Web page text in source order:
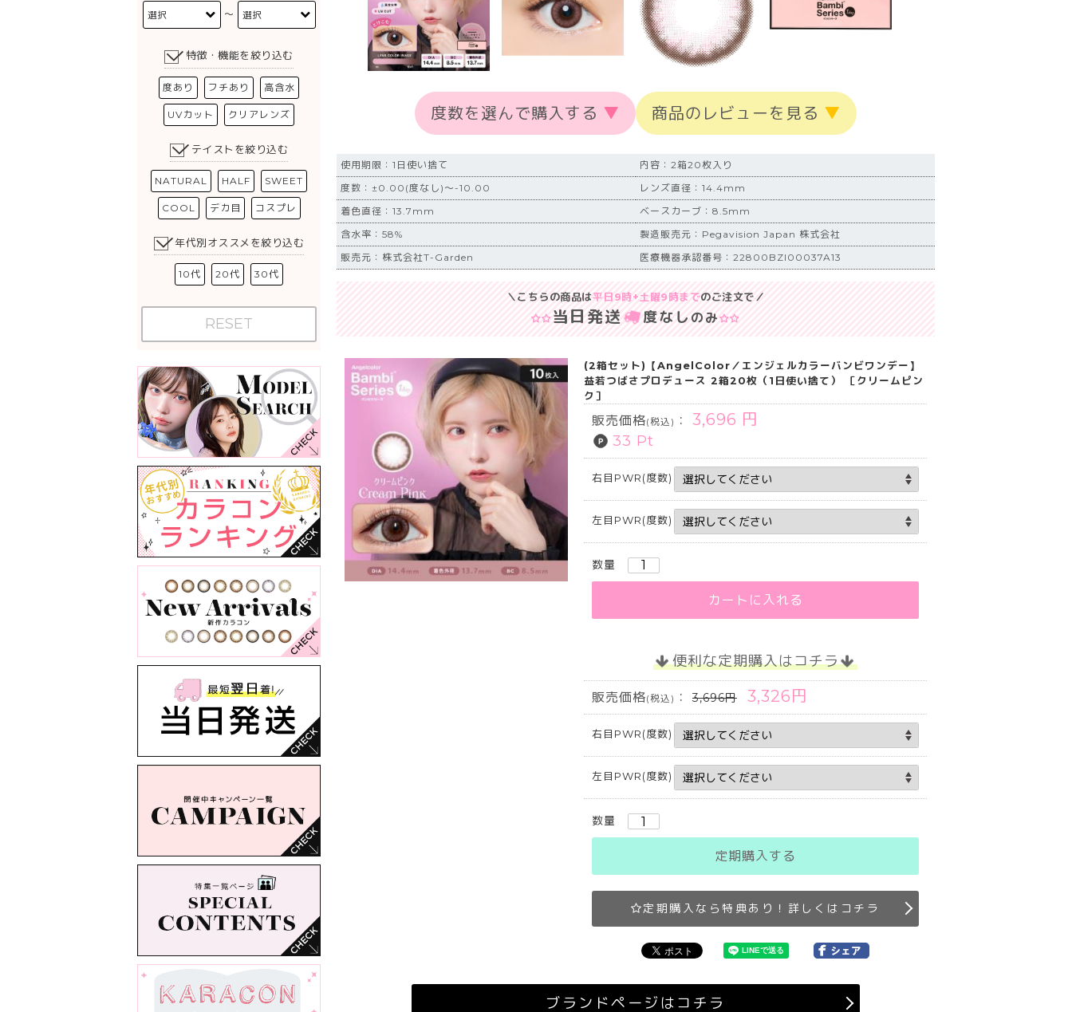
〜
特徴・機能を絞り込む
度あり フチあり 高含水
UVカット クリアレンズ
テイストを絞り込む
NATURAL HALF SWEET
COOL デカ目 コスプレ
年代別オススメを絞り込む
10代 20代 30代
RESET
度数を選んで購入する ▼ 商品のレビューを見る ▼
使用期限：1日使い捨て
内容：2箱20枚入り
度数：±0.00(度なし)～-10.00
レンズ直径：14.4mm
着色直径：13.7mm
ベースカーブ：8.5mm
含水率：58%
製造販売元：Pegavision Japan 株式会社
販売元：株式会社T-Garden
医療機器承認番号：22800BZI00037A13
＼こちらの商品は平日9時+土曜9時までのご注文で／
当日発送 度なし のみ
(2箱セット)【AngelColor／エンジェルカラーバンビワンデー】
益若つばさプロデュース 2箱20枚（1日使い捨て） ［クリームピン
ク］
販売価格(税込) ： 3,696 円
33 Pt
右目PWR(度数)
左目PWR(度数)
数量
カートに入れる
便利な定期購入はコチラ
販売価格(税込) ： 3,696円 3,326円
右目PWR(度数)
左目PWR(度数)
数量
定期購入する
定期購入なら特典あり！詳しくはコチラ
ブランドページはコチラ